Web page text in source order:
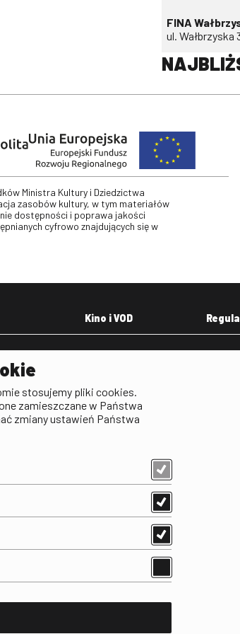
FINA
ul. Wałbrzyska
Ministra Kultury i Dziedzictwa
zasobów kultury, w tym materiałów
dostępności i poprawa jakości
cyfrowo znajdujących się w
dostępności
Kino i VOD
stosujemy pliki cookies.
zamieszczane w Państwa
zmiany ustawień Państwa